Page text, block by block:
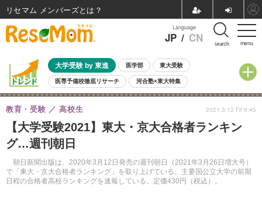
menu
Language
JP / CN search
大学受験 by 東進 医学部 東大受験
医専予備校徹底リサーチ 河合塾×東大特集
親子で考える大学選び 高校受験 中学受験 小学校受験
共通テスト 夏休み
8月開催イベント・WS 全国公立高校 過去問 人気記事
自由研究教材（小学生向け）
【大学受験2021】東大・京大合格者ランキン
グ…週刊朝日
朝日新聞出版は、2020年3月12日発売の週刊朝日（2021年3月26日増大号）
で「東大・京大合格者ランキング」を取り上げている。主要国公立大学の前期
日程の合格者高校ランキングを速報している。定価430円（税込）。
教育・受験 高校生 2021.3.12 Fri 9:45
リセマム メンバーズ